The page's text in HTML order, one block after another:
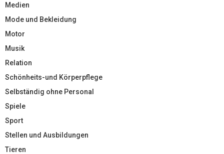
Medien
Mode und Bekleidung
Motor
Musik
Relation
Schönheits-und Körperpflege
Selbständig ohne Personal
Spiele
Sport
Stellen und Ausbildungen
Tieren